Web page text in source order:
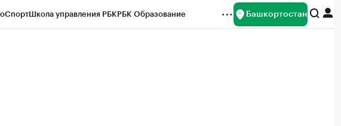
СпортШкола управления РБКРБК Образование Башкортостан